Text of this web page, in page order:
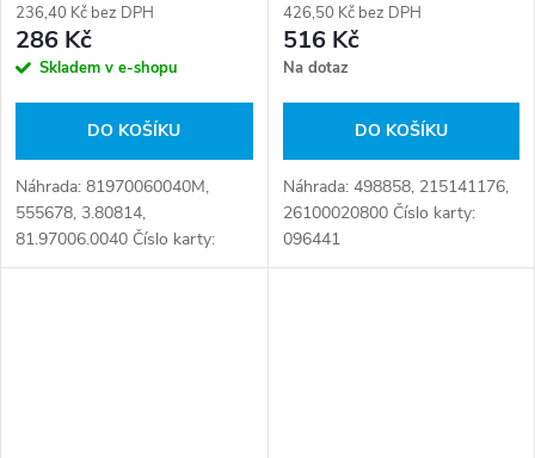
236,40 Kč bez DPH
286 Kč
Skladem v e-shopu
DO KOŠÍKU
Náhrada: 81970060040M,
555678, 3.80814,
81.97006.0040 Číslo karty:
098706
426,50 Kč bez DPH
516 Kč
Na dotaz
DO KOŠÍKU
Náhrada: 498858, 215141176,
26100020800 Číslo karty:
096441